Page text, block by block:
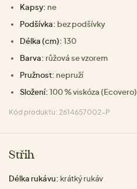
Kapsy: ne
Podšívka: bez podšívky
Délka (cm): 130
Barva: růžová se vzorem
Pružnost: nepruží
Složení: 100 % viskóza (Ecovero)
Kód produktu: 2614657002-P
Střih
Délka rukávu: krátký rukáv